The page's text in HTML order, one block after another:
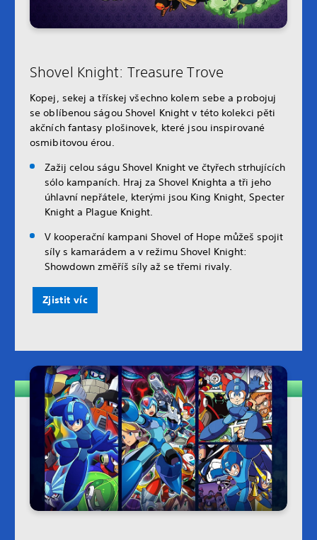
Shovel Knight: Treasure Trove
Kopej, sekej a třískej všechno kolem sebe a probojuj
se oblíbenou ságou Shovel Knight v této kolekci pěti
akčních fantasy plošinovek, které jsou inspirované
osmibitovou érou.
Zažij celou ságu Shovel Knight ve čtyřech strhujících
sólo kampaních. Hraj za Shovel Knighta a tři jeho
úhlavní nepřátele, kterými jsou King Knight, Specter
Knight a Plague Knight.
V kooperační kampani Shovel of Hope můžeš spojit
síly s kamarádem a v režimu Shovel Knight:
Showdown změříš síly až se třemi rivaly.
Zjistit víc